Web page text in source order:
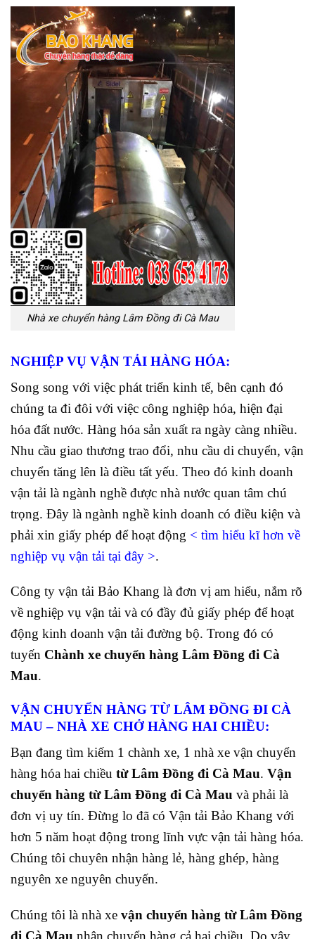
Nhà xe chuyển hàng Lâm Đồng đi Cà Mau
NGHIỆP VỤ VẬN TẢI HÀNG HÓA:
Song song với việc phát triển kinh tế, bên cạnh đó
chúng ta đi đôi với việc công nghiệp hóa, hiện đại
hóa đất nước. Hàng hóa sản xuất ra ngày càng nhiều.
Nhu cầu giao thương trao đổi, nhu cầu di chuyển, vận
chuyển tăng lên là điều tất yếu. Theo đó kinh doanh
vận tải là ngành nghề được nhà nước quan tâm chú
trọng. Đây là ngành nghề kinh doanh có điều kiện và
phải xin giấy phép để hoạt động < tìm hiểu kĩ hơn về
nghiệp vụ vận tải tại đây >.
Công ty vận tải Bảo Khang là đơn vị am hiểu, nắm rõ
về nghiệp vụ vận tải và có đầy đủ giấy phép để hoạt
động kinh doanh vận tải đường bộ. Trong đó có
tuyến Chành xe chuyển hàng Lâm Đồng đi Cà
Mau.
VẬN CHUYỂN HÀNG TỪ LÂM ĐỒNG ĐI CÀ
MAU– NHÀ XE CHỞ HÀNG HAI CHIỀU:
Bạn đang tìm kiếm 1 chành xe, 1 nhà xe vận chuyển
hàng hóa hai chiều từ Lâm Đồng đi Cà Mau. Vận
chuyển hàng từ Lâm Đồng đi Cà Mau và phải là
đơn vị uy tín. Đừng lo đã có Vận tải Bảo Khang với
hơn 5 năm hoạt động trong lĩnh vực vận tải hàng hóa.
Chúng tôi chuyên nhận hàng lẻ, hàng ghép, hàng
nguyên xe nguyên chuyến.
Chúng tôi là nhà xe vận chuyển hàng từ Lâm Đồng
đi Cà Mau nhận chuyển hàng cả hai chiều. Do vậy